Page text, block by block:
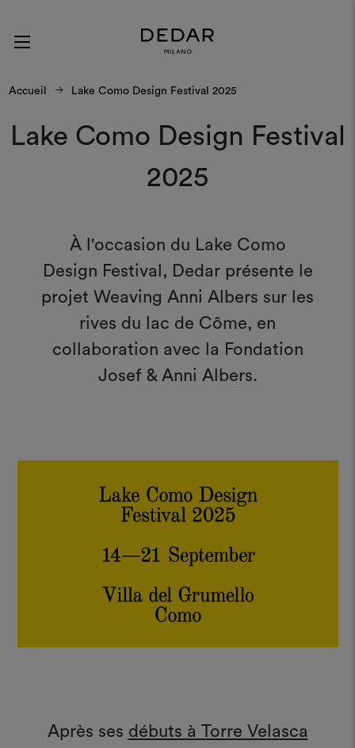
Accueil Lake Como Design Festival 2025
Lake Como Design Festival
2025
À l'occasion du Lake Como
Design Festival, Dedar présente le
projet Weaving Anni Albers sur les
rives du lac de Côme, en
collaboration avec la Fondation
Josef & Anni Albers.
Après ses débuts à Torre Velasca